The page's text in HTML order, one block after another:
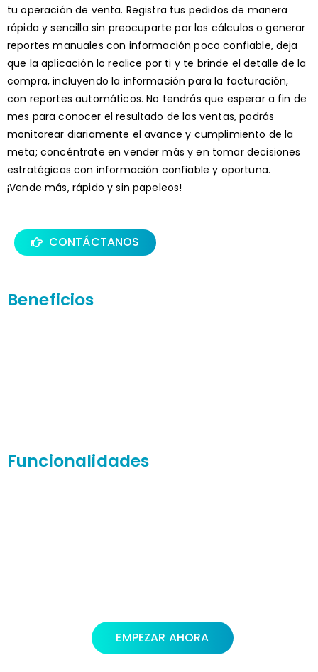
tu operación de venta. Registra tus pedidos de manera
rápida y sencilla sin preocuparte por los cálculos o generar
reportes manuales con información poco confiable, deja
que la aplicación lo realice por ti y te brinde el detalle de la
compra, incluyendo la información para la facturación,
con reportes automáticos. No tendrás que esperar a fin de
mes para conocer el resultado de las ventas, podrás
monitorear diariamente el avance y cumplimiento de la
meta; concéntrate en vender más y en tomar decisiones
estratégicas con información confiable y oportuna.
¡Vende más, rápido y sin papeleos!
CONTÁCTANOS
Beneficios
Funcionalidades
EMPEZAR AHORA